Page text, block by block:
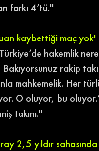
farkı 4’tü.''
kaybettiği maç yok'
hakemlik
Bakıyorsunuz rakip
mahkemelik. Her
O oluyor, bu
takım.''
2,5 yıldır sahasında